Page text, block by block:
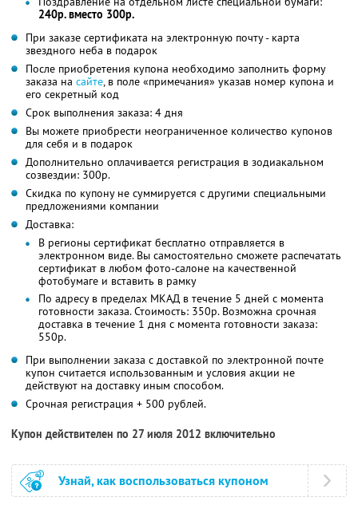
240р. вместо 300р.
При заказе сертификата на электронную почту - карта
звездного неба в подарок
После приобретения купона необходимо заполнить форму
заказа на сайте, в поле «примечания» указав номер купона и
его секретный код
Срок выполнения заказа: 4 дня
Вы можете приобрести неограниченное количество купонов
для себя и в подарок
Дополнительно оплачивается регистрация в зодиакальном
созвездии: 300р.
Скидка по купону не суммируется с другими специальными
предложениями компании
Доставка:
В регионы сертификат бесплатно отправляется в
электронном виде. Вы самостоятельно сможете распечатать
сертификат в любом фото-салоне на качественной
фотобумаге и вставить в рамку
По адресу в пределах МКАД в течение 5 дней с момента
готовности заказа. Стоимость: 350р. Возможна срочная
доставка в течение 1 дня с момента готовности заказа:
550р.
При выполнении заказа с доставкой по электронной почте
купон считается использованным и условия акции не
действуют на доставку иным способом.
Срочная регистрация + 500 рублей.
Купон действителен по 27 июля 2012 включительно
Узнай, как воспользоваться купоном